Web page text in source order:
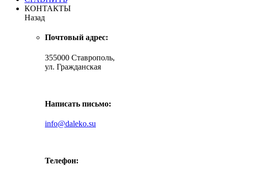
КОНТАКТЫ
Назад
Почтовый адрес:
355000 Ставрополь,
ул. Гражданская
Написать письмо:
info@daleko.su
Телефон: